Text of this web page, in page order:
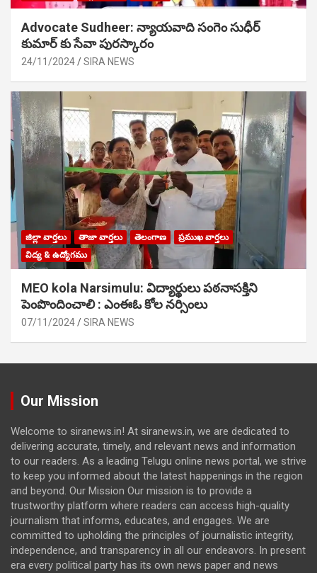
Advocate Sudheer: న్యాయవాది సంగెం సుధీర్
కుమార్ కు సేవా పురస్కారం
24/11/2024 SIRA NEWS
జిల్లా వార్తలు తాజా వార్తలు తెలంగాణ
ప్రముఖ వార్తలు
విద్య & ఉద్యోగము
MEO kola Narsimulu: విద్యార్థులు పఠ‌నాసక్తిని
పెంపొందించాలి : ఎంఈఓ కోల నర్సింలు
07/11/2024 SIRA NEWS
Our Mission
Welcome to siranews.in! At siranews.in, we are dedicated to
delivering accurate, timely, and relevant news and information
to our readers. As a leading Telugu online news portal, we strive
to keep you informed about the latest happenings in the region
and beyond. Our Mission Our mission is to provide a
trustworthy platform where readers can access high-quality
journalism that informs, educates, and engages. We are
committed to upholding the principles of journalistic integrity,
independence, and transparency in all our endeavors. In present
era every political party has its own news paper and news